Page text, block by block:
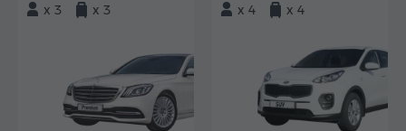
x 3
x 3
x 4
x 4